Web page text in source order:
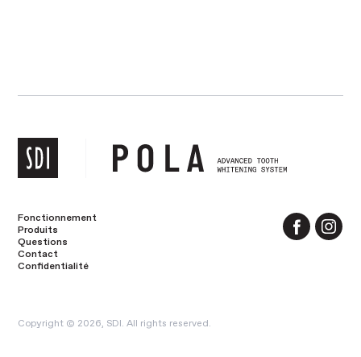
Fonctionnement
Produits
Questions
Contact
Confidentialité
Copyright © 2026, SDI. All rights reserved.